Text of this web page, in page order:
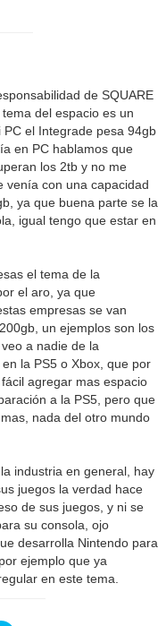
de SQUARE
del espacio es un
el Integrade pesa 94gb
en PC hablamos que
los 2tb y no me
venía con una capacidad
ya que buena parte se la
igual tengo que estar en
el tema de la
el aro, ya que
empresas se van
un ejemplos son los
a nadie de la
la PS5 o Xbox, que por
agregar mas espacio
a la PS5, pero que
nada del otro mundo
industria en general, hay
juegos la verdad hace
de sus juegos, y ni se
su consola, ojo
desarrolla Nintendo para
ejemplo que ya
en este tema.